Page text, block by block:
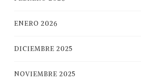
ENERO 2026
DICIEMBRE 2025
NOVIEMBRE 2025